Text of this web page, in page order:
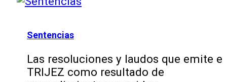
Sentencias
Las resoluciones y laudos que emite el
TRIJEZ como resultado de